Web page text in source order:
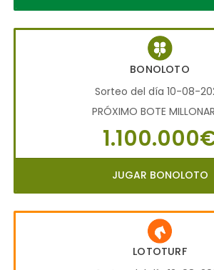
BONOLOTO
Sorteo del día 10-08-
PRÓXIMO BOTE
JUGAR BONOLOTO
LOTOTURF